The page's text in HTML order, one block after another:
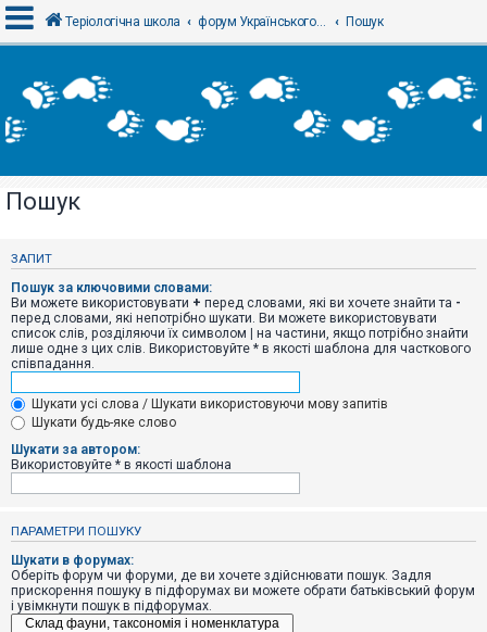
х
і
Р
с
р
а
ц
і
я
Т
е
м
и
б
і
п
о
в
і
д
Теріологічна школа форум Українського теріологічного товариства Пошук
Пошук
ЗАПИТ
Пошук за ключовими словами:
Ви можете використовувати + перед словами, які ви хочете знайти та -
перед словами, які непотрібно шукати. Ви можете використовувати
список слів, розділяючи їх символом | на частини, якщо потрібно знайти
лише одне з цих слів. Використовуйте * в якості шаблона для часткового
співпадання.
Шукати усі слова / Шукати використовуючи мову запитів
Шукати будь-яке слово
Шукати за автором:
Використовуйте * в якості шаблона
ПАРАМЕТРИ ПОШУКУ
Шукати в форумах:
Оберіть форум чи форуми, де ви хочете здійснювати пошук. Задля
прискорення пошуку в підфорумах ви можете обрати батьківський форум
і увімкнути пошук в підфорумах.